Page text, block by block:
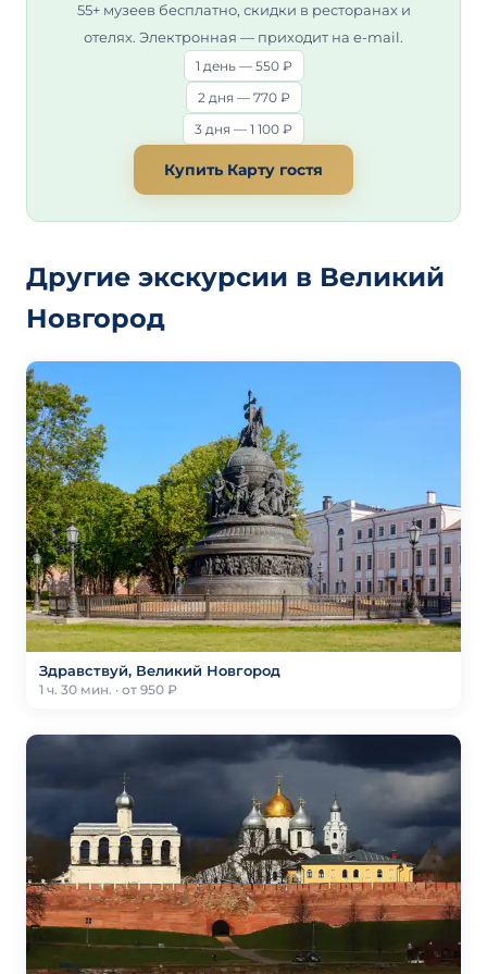
55+ музеев бесплатно, скидки в ресторанах и
отелях. Электронная — приходит на e-mail.
1 день — 550 ₽
2 дня — 770 ₽
3 дня — 1 100 ₽
Купить Карту гостя
Другие экскурсии в Великий
Новгород
Здравствуй, Великий Новгород
1 ч. 30 мин. · от 950 ₽